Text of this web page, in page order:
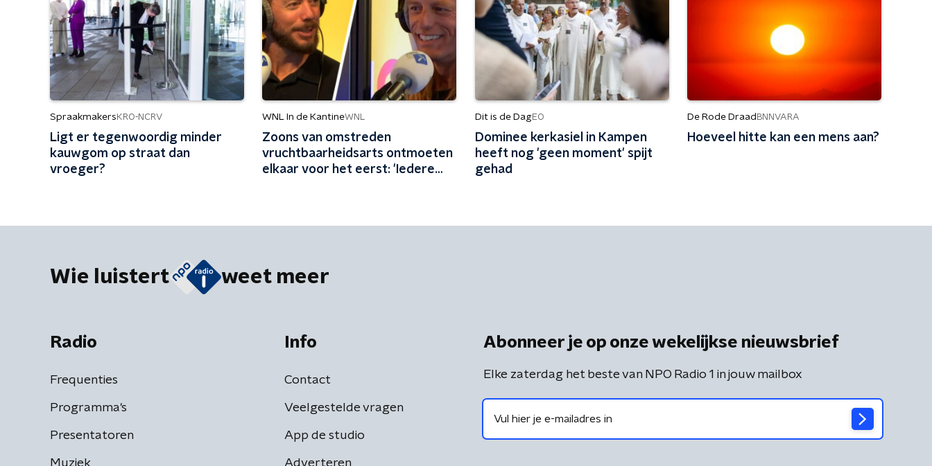
Spraakmakers KRO-NCRV
Ligt er tegenwoordig minder
kauwgom op straat dan
vroeger?
WNL In de KantineWNL
Zoons van omstreden
vruchtbaarheidsarts ontmoeten
elkaar voor het eerst: 'Iedere
Dit is de DagEO
Dominee kerkasiel in Kampen
heeft nog 'geen moment' spijt
gehad
De Rode Draad BNNVARA
Hoeveel hitte kan een mens aan?
Wie luistert weet meer
Radio
Frequenties
Programma's
Presentatoren
Muziek
Info
Contact
Veelgestelde vragen
App de studio
Adverteren
Abonneer je op onze wekelijkse nieuwsbrief
Elke zaterdag het beste van NPO Radio 1 in jouw mailbox